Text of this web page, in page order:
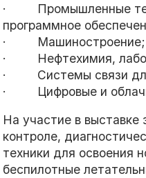
· Промышленные
программное
· Машиностроение;
· Нефтехимия,
· Системы связи для
· Цифровые и
На участие в
контроле,
техники для освоения
беспилотные